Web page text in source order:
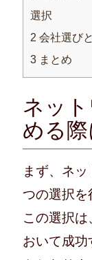
選択
2 会社選び
3 まとめ
ネッ
める
まず、ネ
つの選択を
この選択
おいて成